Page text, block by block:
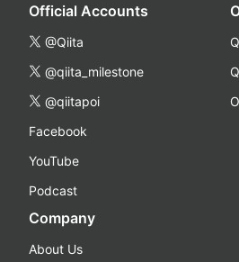
Official Accounts
@Qiita
@qiita_milestone
@qiitapoi
Facebook
YouTube
Podcast
Company
About Us